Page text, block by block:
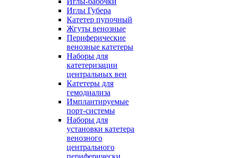
Иглы Губера
Катетер пупочный
Жгуты венозные
Периферические
венозные катетеры
Наборы для
катетеризации
центральных вен
Катетеры для
гемодиализа
Имплантируемые
порт‑системы
Наборы для
установки катетера
венозного
центрального
периферически